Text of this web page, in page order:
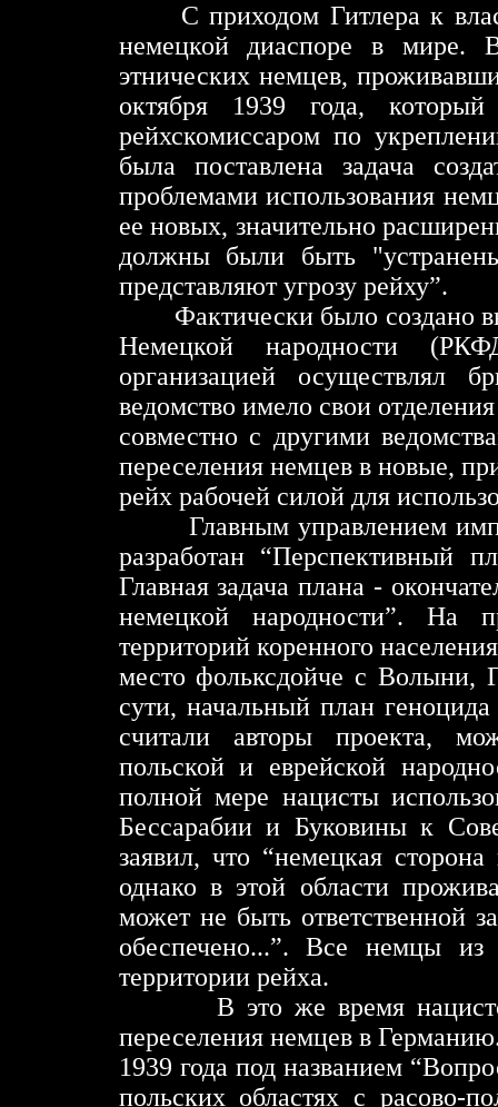
С приходом Гитлера к
немецкой диаспоре в мире.
этнических немцев,
октября 1939 года,
рейхскомиссаром по
была поставлена задача
проблемами использования
ее новых, значительно
должны были быть "
представляют угрозу рейху”.
Фактически было создано
Немецкой народности
организацией осуществлял
ведомство имело свои
совместно с другими
переселения немцев в новые,
рейх рабочей силой для
Главным управлением
разработан “Перспективный
Главная задача плана -
немецкой народности”. На
территорий коренного
место фольксдойче с
сути, начальный план
считали авторы проекта,
польской и еврейской
полной мере нацисты
Бессарабии и Буковины к
заявил, что “немецкая
однако в этой области
может не быть ответственной
обеспечено...”. Все немцы из
территории рейха.
В это же время
переселения немцев в
1939 года под названием
польских областях с расово-